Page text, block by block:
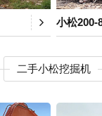
小松200-
二手小松挖掘机